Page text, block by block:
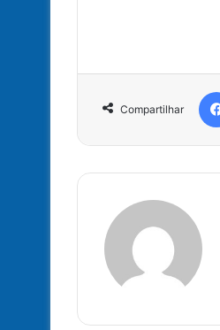
Compartilhar